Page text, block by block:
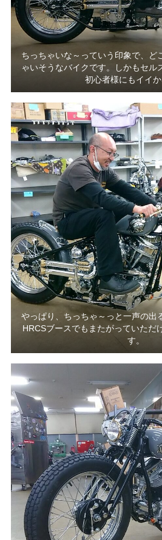
ちっちゃいな～っていう印象で、ど
ゃいそうなバイクです。しかもセル
初心者様にもイイか
やっぱり、ちっちゃ～っと一声の出
HRCSブースでもまたがっていただ
す。